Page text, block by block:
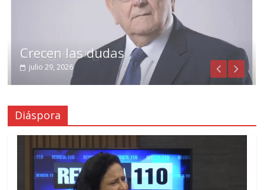
De tigre a tigre
julio 31, 2026
Crecen las dudas
julio 29, 2026
Diáspora